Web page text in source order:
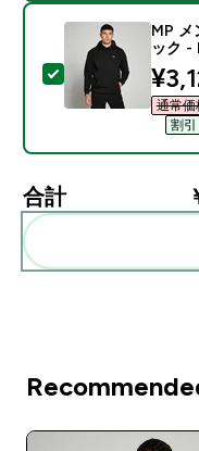
この商品を選択
MP メ
ック -
通常
割
合計